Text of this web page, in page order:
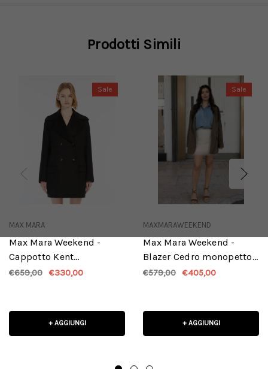
Prodotti Simili
Sale
MAX MARA
Max Mara Weekend -
Cappotto Kent
doppiopetto in lana nero
€659,00 €330,00
+ AGGIUNGI
Sale
MAXMARAWEEKEND
Max Mara Weekend -
Blazer Cedro monopetto
in suede fango
€579,00 €405,00
+ AGGIUNGI